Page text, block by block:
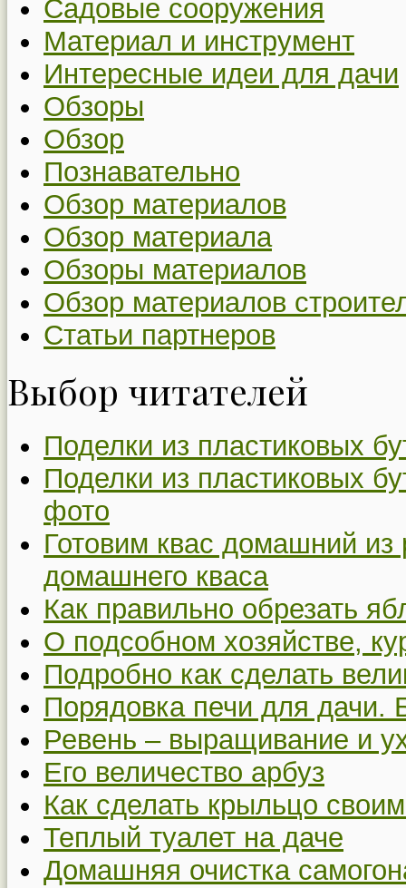
Садовые сооружения
Материал и инструмент
Интересные идеи для дачи
Обзоры
Обзор
Познавательно
Обзор материалов
Обзор материала
Обзоры материалов
Обзор материалов
Статьи партнеров
Выбор читателей
Поделки из пластиковых
Поделки из пластиковых
фото
Готовим квас домашний
домашнего кваса
Как правильно обрезать
О подсобном хозяйстве,
Подробно как сделать
Порядовка печи для дачи.
Ревень – выращивание и
Его величество арбуз
Как сделать крыльцо
Теплый туалет на даче
Домашняя очистка